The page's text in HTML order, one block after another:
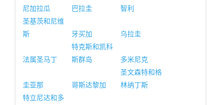
尼加拉瓜
巴拉圭
智利
圣基茨和尼维
斯
牙买加 乌拉圭
法属圣马丁
特克斯和凯科
斯群岛
多米尼克
圭亚那 哥斯达黎加
圣文森特和格
林纳丁斯
特立尼达和多